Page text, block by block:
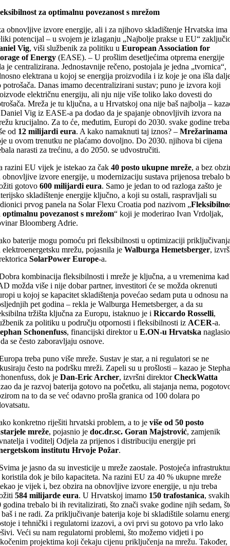
za optimalnu povezanost s mrežom
obnovljive izvore energije, ali i za njihovo skladištenje Hrvatska ima
potencijal – u svojem je izlaganju „Najbolje prakse u EU“
Vig, viši službenik za politiku u European Association for
of Energy (EASE). – U prošlim desetljećima otprema energije
je centralizirana. Jednostavnije rečeno, postojala je jedna „tvornica“,
elektrana u kojoj se energija proizvodila i iz koje je ona išla
potrošača. Danas imamo decentralizirani sustav; puno je izvora koji
električnu energiju, ali nju nije više toliko lako dovesti do
Mreža je tu ključna, a u Hrvatskoj ona nije baš najbolja –
Vig iz EASE-a pa dodao da je spajanje obnovljivih izvora na
krucijalno. Za to će, međutim, Europi do 2030. svake godine
od 12 milijardi eura. A kako namaknuti taj iznos? – Mrežarinama
u ovom trenutku ne plaćamo dovoljno. Do 2030. njihova bi cijena
narasti za trećinu, a do 2050. se udvostručiti.
razini EU vijek je istekao za čak 40 posto ukupne mreže, a bez
obnovljive izvore energije, u modernizaciju sustava prijenosa trebalo
gotovo 600 milijardi eura. Samo je jedan to od razloga zašto je
skladištenje energije ključno, a koji su ostali, raspravljali su
prvog panela na Solar Flexu Croatia pod nazivom „
optimalnu povezanost s mrežom“ koji je moderirao Ivan Vrdoljak,
Bloomberg Adrie.
baterije mogu pomoću pri fleksibilnosti u optimizaciji
elektroenergetsku mrežu, pojasnila je Walburga Hemetsberger,
SolarPower Europe-a.
kombinacija fleksibilnosti i mreže je ključna, a u vremenima kad
možda više i nije dobar partner, investitori će se možda okrenuti
u kojoj se kapacitet skladištenja povećao sedam puta u odnosu na
pet godina – rekla je Walburga Hemetsberger, a da su
tržišta ključna za Europu, istaknuo je i Riccardo Rosselli,
za politiku u području otpornosti i fleksibilnosti iz ACER-a.
Schonenfuss, financijski direktor u E.ON-u Hrvatska naglasio
se često zaboravljaju osnove.
treba puno više mreže. Sustav je star, a ni regulatori se ne
često na podršku mreži. Zapeli su u prošlosti – kazao je
dok je Dan-Eric Archer, izvršni direktorCheckWatta
da je razvoj baterija gotovo na početku, ali stajanja nema,
na to da se već odavno prošla granica od 100 dolara po
konkretno riješiti hrvatski problem, a to je više od 50 posto
mreže, pojasnio je doc.dr.sc. Goran Majstrović, zamjenik
i voditelj Odjela za prijenos i distribuciju energije pri
institutu Hrvoje Požar.
je jasno da su investicije u mreže zaostale. Postojeća
koristila dok je bilo kapaciteta. Na razini EU za 40 % ukupne mreže
je vijek i, bez obzira na obnovljive izvore energije, u nju treba
584 milijarde eura. U Hrvatskoj imamo 150 trafostanica, svakih
godina trebalo bi ih revitalizirati, što znači svake godine njih sedam,
baš i ne radi. Za priključivanje baterija koje bi skladištile solarnu
i tehnički i regulatorni izazovi, a ovi prvi su gotovo pa vrlo lako
Veći su nam regulatorni problemi, što možemo vidjeti i po
projektima koji čekaju cijenu priključenja na mrežu. Također,